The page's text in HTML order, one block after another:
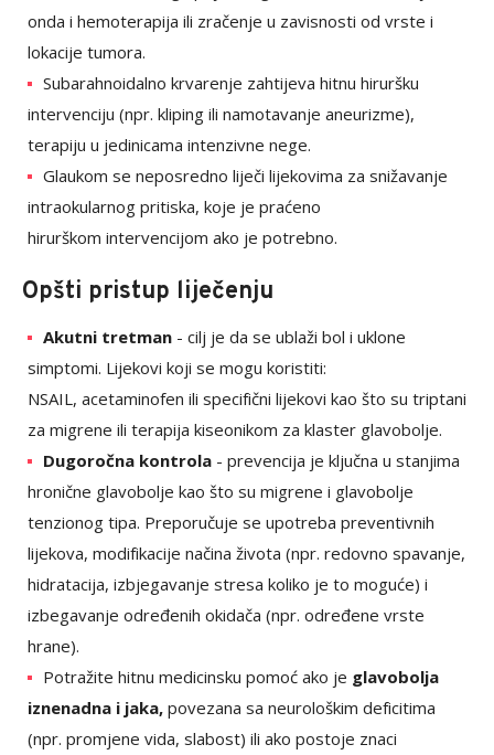
onda i hemoterapija ili zračenje u zavisnosti od vrste i
lokacije tumora.
Subarahnoidalno krvarenje zahtijeva hitnu hiruršku
intervenciju (npr. kliping ili namotavanje aneurizme),
terapiju u jedinicama intenzivne nege.
Glaukom se neposredno liječi lijekovima za snižavanje
intraokularnog pritiska, koje je praćeno
hirurškom intervencijom ako je potrebno.
Opšti pristup liječenju
Akutni tretman - cilj je da se ublaži bol i uklone
simptomi. Lijekovi koji se mogu koristiti:
NSAIL, acetaminofen ili specifični lijekovi kao što su triptani
za migrene ili terapija kiseonikom za klaster glavobolje.
Dugoročna kontrola - prevencija je ključna u stanjima
hronične glavobolje kao što su migrene i glavobolje
tenzionog tipa. Preporučuje se upotreba preventivnih
lijekova, modifikacije načina života (npr. redovno spavanje,
hidratacija, izbjegavanje stresa koliko je to moguće) i
izbegavanje određenih okidača (npr. određene vrste
hrane).
Potražite hitnu medicinsku pomoć ako je glavobolja
iznenadna i jaka, povezana sa neurološkim deficitima
(npr. promjene vida, slabost) ili ako postoje znaci